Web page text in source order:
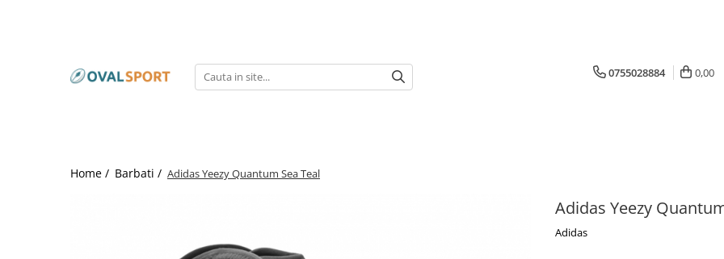
Imbracaminte
Imbracaminte
0755028884 0,00
Home / Barbati / Adidas Yeezy Quantum Sea Teal
Adidas Yeezy
Adidas